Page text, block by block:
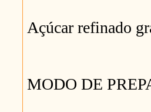
Açúcar refinado
MODO DE